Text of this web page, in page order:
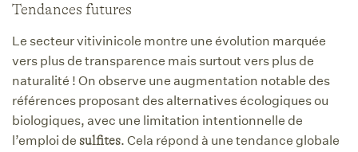
Tendances futures
Le secteur vitivinicole montre une évolution marquée
vers plus de transparence mais surtout vers plus de
naturalité ! On observe une augmentation notable des
références proposant des alternatives écologiques ou
biologiques, avec une limitation intentionnelle de
l’emploi de sulfites. Cela répond à une tendance globale